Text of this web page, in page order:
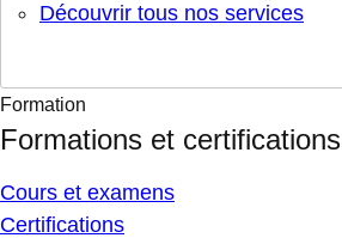
Découvrir tous nos services
Formation
Formations et certifications
Cours et examens
Certifications